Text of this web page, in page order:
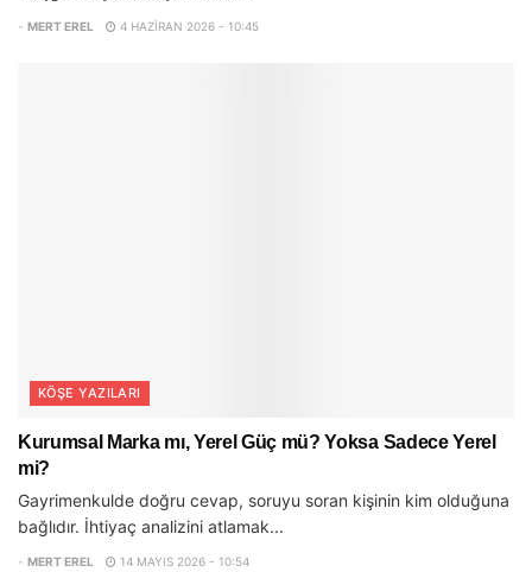
- MERT EREL 4 HAZIRAN 2026 - 10:45
KÖŞE YAZILARI
Kurumsal Marka mı, Yerel Güç mü? Yoksa Sadece Yerel
mi?
Gayrimenkulde doğru cevap, soruyu soran kişinin kim olduğuna
bağlıdır. İhtiyaç analizini atlamak...
- MERT EREL 14 MAYIS 2026 - 10:54